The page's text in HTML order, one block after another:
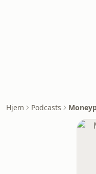
Hjem Podcasts